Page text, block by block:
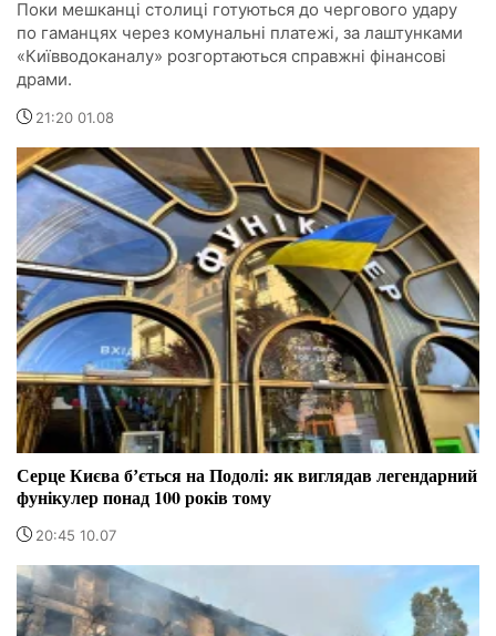
Поки мешканці столиці готуються до чергового удару
по гаманцях через комунальні платежі, за лаштунками
«Київводоканалу» розгортаються справжні фінансові
драми.
21:20 01.08
Серце Києва бʼється на Подолі: як виглядав легендарний
фунікулер понад 100 років тому
20:45 10.07